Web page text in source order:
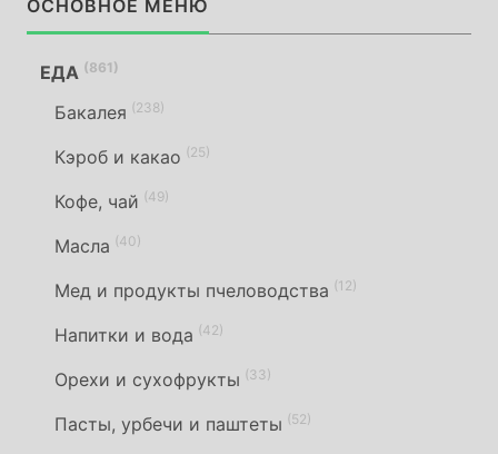
ОСНОВНОЕ МЕНЮ
ЕДА (861)
Бакалея (238)
Кэроб и какао (25)
Кофе, чай (49)
Масла (40)
Мед и продукты пчеловодства (12)
Напитки и вода (42)
Орехи и сухофрукты (33)
Пасты, урбечи и паштеты (52)